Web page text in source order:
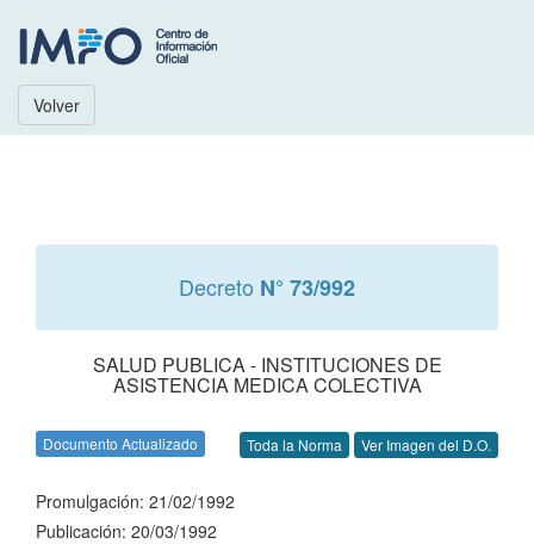
Volver
Decreto N° 73/992
SALUD PUBLICA - INSTITUCIONES DE
ASISTENCIA MEDICA COLECTIVA
Documento Actualizado Toda la Norma Ver Imagen del D.O.
Promulgación: 21/02/1992
Publicación: 20/03/1992